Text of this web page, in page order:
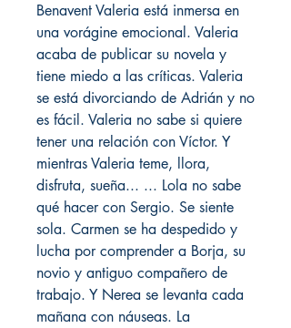
Benavent Valeria está inmersa en
una vorágine emocional. Valeria
acaba de publicar su novela y
tiene miedo a las críticas. Valeria
se está divorciando de Adrián y no
es fácil. Valeria no sabe si quiere
tener una relación con Víctor. Y
mientras Valeria teme, llora,
disfruta, sueña... ... Lola no sabe
qué hacer con Sergio. Se siente
sola. Carmen se ha despedido y
lucha por comprender a Borja, su
novio y antiguo compañero de
trabajo. Y Nerea se levanta cada
mañana con náuseas. La